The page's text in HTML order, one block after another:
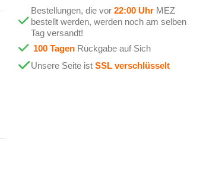
Bestellungen, die vor 22:00 UhrMEZ
bestellt werden, werden noch am selben
Tag versandt!
100 TagenRückgabe auf Sich
Unsere Seite ist SSL verschlüsselt